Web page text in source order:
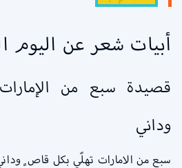
أبيات شعر عن اليوم
قصيدة سبع من
وداني
سبع من الامارات تهلّي بكل قاص